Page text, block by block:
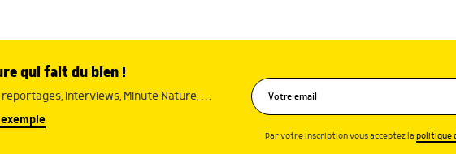
qui fait du bien !
interviews, Minute Nature, …
Par votre inscription vous acceptez lapolitique